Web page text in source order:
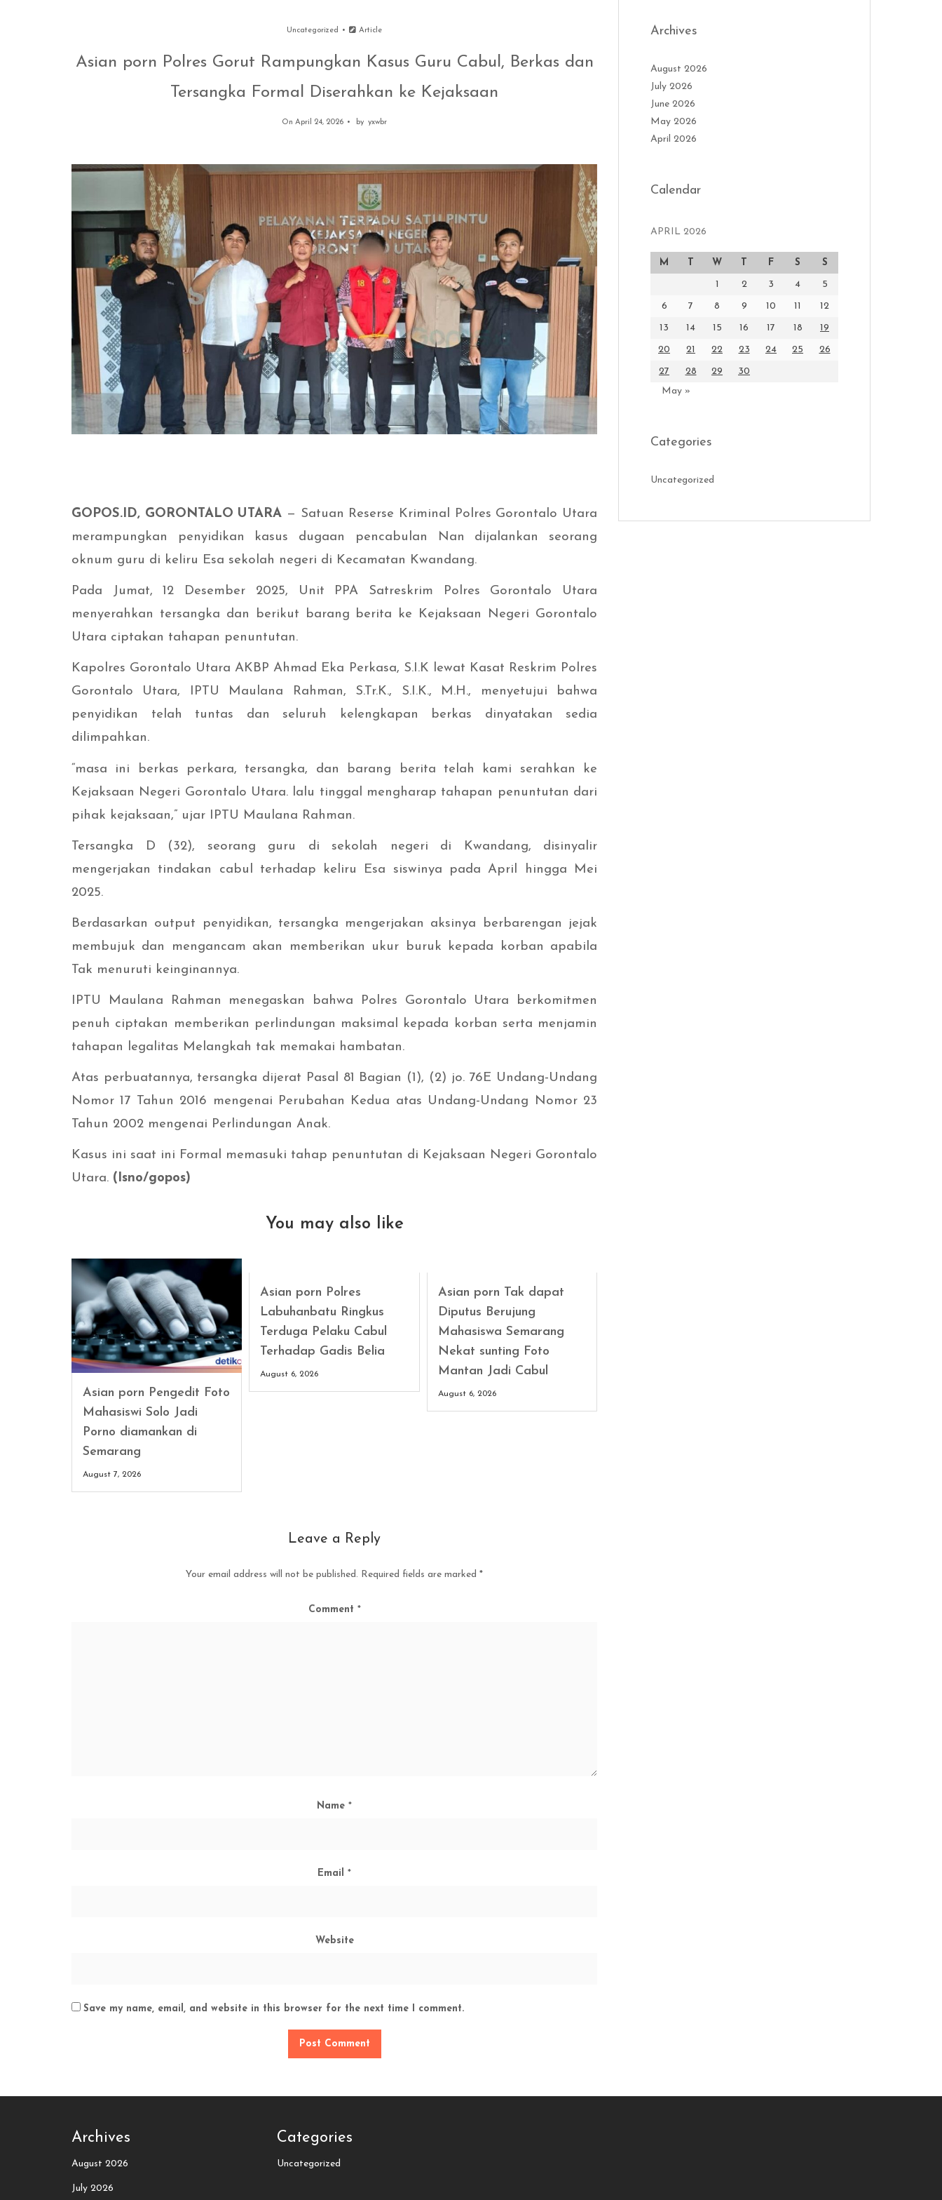
Uncategorized Article
Asian porn Polres Gorut Rampungkan Kasus Guru Cabul, Berkas dan
Tersangka Formal Diserahkan ke Kejaksaan
On April 24, 2026 by yxwbr
GOPOS.ID, GORONTALO UTARA — Satuan Reserse Kriminal Polres Gorontalo Utara
merampungkan penyidikan kasus dugaan pencabulan Nan dijalankan seorang
oknum guru di keliru Esa sekolah negeri di Kecamatan Kwandang.
Pada Jumat, 12 Desember 2025, Unit PPA Satreskrim Polres Gorontalo Utara
menyerahkan tersangka dan berikut barang berita ke Kejaksaan Negeri Gorontalo
Utara ciptakan tahapan penuntutan.
Kapolres Gorontalo Utara AKBP Ahmad Eka Perkasa, S.I.K lewat Kasat Reskrim Polres
Gorontalo Utara, IPTU Maulana Rahman, S.Tr.K., S.I.K., M.H., menyetujui bahwa
penyidikan telah tuntas dan seluruh kelengkapan berkas dinyatakan sedia
dilimpahkan.
“masa ini berkas perkara, tersangka, dan barang berita telah kami serahkan ke
Kejaksaan Negeri Gorontalo Utara. lalu tinggal mengharap tahapan penuntutan dari
pihak kejaksaan,” ujar IPTU Maulana Rahman.
Tersangka D (32), seorang guru di sekolah negeri di Kwandang, disinyalir
mengerjakan tindakan cabul terhadap keliru Esa siswinya pada April hingga Mei
2025.
Berdasarkan output penyidikan, tersangka mengerjakan aksinya berbarengan jejak
membujuk dan mengancam akan memberikan ukur buruk kepada korban apabila
Tak menuruti keinginannya.
IPTU Maulana Rahman menegaskan bahwa Polres Gorontalo Utara berkomitmen
penuh ciptakan memberikan perlindungan maksimal kepada korban serta menjamin
tahapan legalitas Melangkah tak memakai hambatan.
Atas perbuatannya, tersangka dijerat Pasal 81 Bagian (1), (2) jo. 76E Undang-Undang
Nomor 17 Tahun 2016 mengenai Perubahan Kedua atas Undang-Undang Nomor 23
Tahun 2002 mengenai Perlindungan Anak.
Kasus ini saat ini Formal memasuki tahap penuntutan di Kejaksaan Negeri Gorontalo
Utara. (Isno/gopos)
You may also like
Asian porn Pengedit Foto
Mahasiswi Solo Jadi
Porno diamankan di
Semarang
August 7, 2026
Asian porn Polres
Labuhanbatu Ringkus
Terduga Pelaku Cabul
Terhadap Gadis Belia
August 6, 2026
Asian porn Tak dapat
Diputus Berujung
Mahasiswa Semarang
Nekat sunting Foto
Mantan Jadi Cabul
August 6, 2026
Leave a Reply
Your email address will not be published. Required fields are marked *
Comment *
Name *
Email *
Website
Save my name, email, and website in this browser for the next time I comment.
Archives
August 2026
July 2026
June 2026
May 2026
April 2026
Calendar
APRIL 2026
M T W T F S S
1 2 3 4 5
6 7 8 9 10 11 12
13 14 15 16 17 18 19
20 21 22 23 24 25 26
27 28 29
30
May »
Categories
Uncategorized
Archives
August 2026
July 2026
Categories
Uncategorized